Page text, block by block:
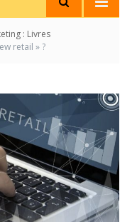
: Livres
retail » ?